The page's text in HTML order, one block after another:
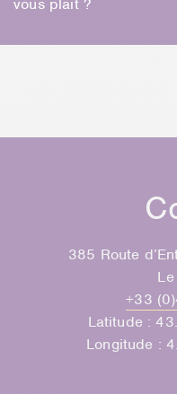
vous plait ?
385 Route
+33
Latitude :
Longitude :